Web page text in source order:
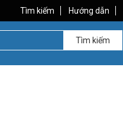
Tìm kiếm Hướng dẫn
Tìm kiếm